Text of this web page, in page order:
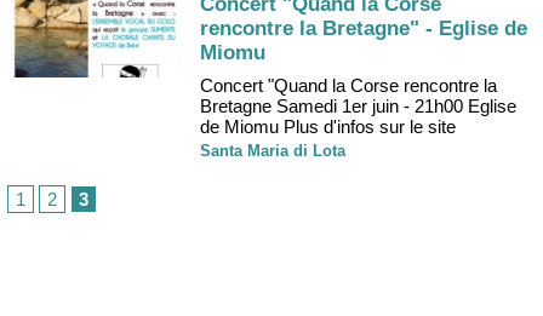
rencontre la Bretagne" - Eglise de
Miomu
Concert "Quand la Corse rencontre la
Bretagne Samedi 1er juin - 21h00 Eglise
de Miomu Plus d'infos sur le site
Santa Maria di Lota
1 2 3